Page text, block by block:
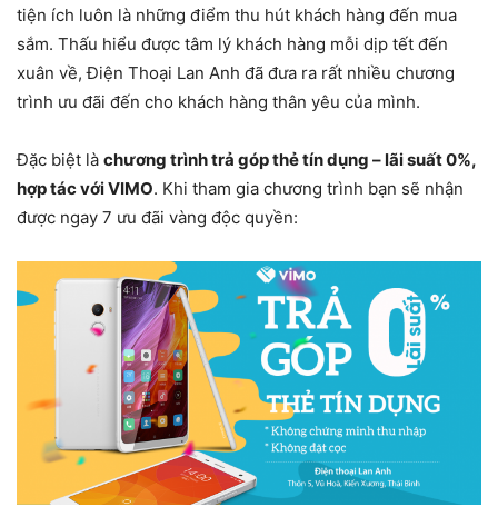
tiện ích luôn là những điểm thu hút khách hàng đến mua
sắm. Thấu hiểu được tâm lý khách hàng mỗi dịp tết đến
xuân về, Điện Thoại Lan Anh đã đưa ra rất nhiều chương
trình ưu đãi đến cho khách hàng thân yêu của mình.
Đặc biệt là chương trình trả góp thẻ tín dụng – lãi suất 0%,
hợp tác với VIMO. Khi tham gia chương trình bạn sẽ nhận
được ngay 7 ưu đãi vàng độc quyền: